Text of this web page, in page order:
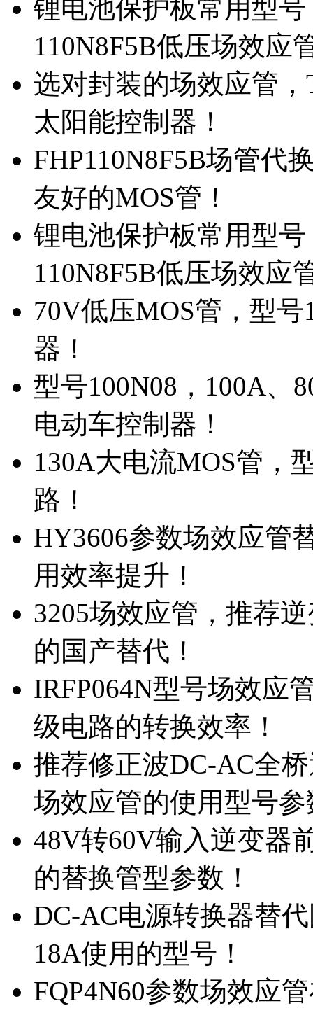
锂电池保护板常用型
110N8F5B低压场效应
选对封装的场效应管
太阳能控制器！
FHP110N8F5B场管代
友好的MOS管！
锂电池保护板常用型
110N8F5B低压场效应
70V低压MOS管，型
器！
型号100N08，100A、
电动车控制器！
130A大电流MOS管，
路！
HY3606参数场效应管
用效率提升！
3205场效应管，推荐
的国产替代！
IRFP064N型号场效应
级电路的转换效率！
推荐修正波DC-AC全
场效应管的使用型号参
48V转60V输入逆变器
的替换管型参数！
DC-AC电源转换器替
18A使用的型号！
FQP4N60参数场效应